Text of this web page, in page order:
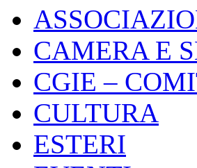
CAMERA E
CGIE –
CULTURA
ESTERI